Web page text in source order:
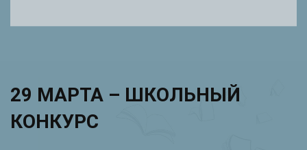
29 МАРТА – ШКОЛЬНЫЙ
КОНКУРС